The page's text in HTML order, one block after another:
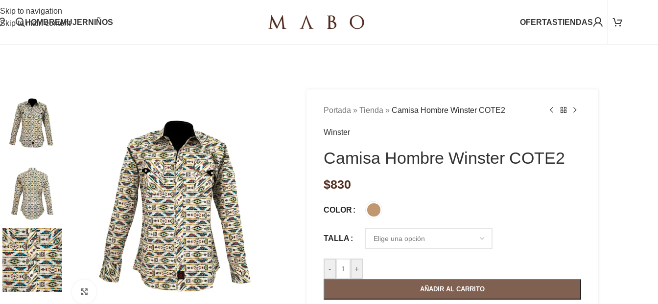
Skip to navigation
Skip to main content
HOMBREMUJER NIÑOS OFERTASTIENDAS
Portada » Tienda » Camisa Hombre Winster COTE2
Winster
Camisa Hombre Winster COTE2
$830
COLOR
TALLA
- +
AÑADIR AL CARRITO